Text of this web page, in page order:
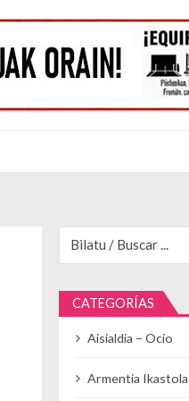
CATEGORÍAS
Aisialdia – Ocio
Armentia Ikastola